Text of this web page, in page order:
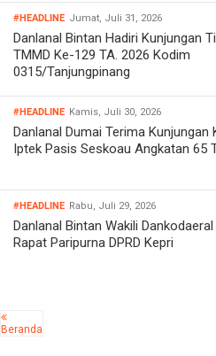
#HEADLINE Jumat, Juli 31, 2026
Danlanal Bintan Hadiri Kunjungan
TMMD Ke-129 TA. 2026 Kodim
0315/Tanjungpinang
#HEADLINE Kamis, Juli 30, 2026
Danlanal Dumai Terima Kunjungan
Iptek Pasis Seskoau Angkatan 65
#HEADLINE Rabu, Juli 29, 2026
Danlanal Bintan Wakili
Rapat Paripurna DPRD Kepri
Beranda